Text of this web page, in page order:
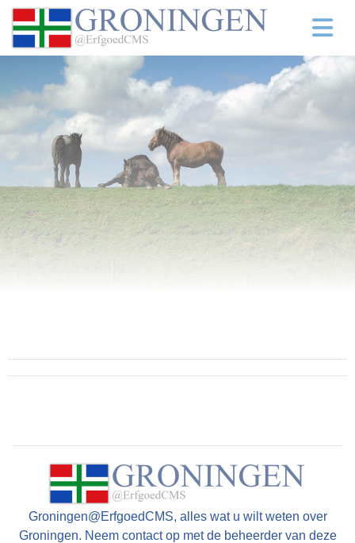
Groningen@ErfgoedCMS, alles wat u wilt weten over
Groningen. Neem contact op met de beheerder van deze